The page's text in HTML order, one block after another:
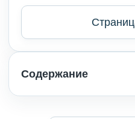
Содержание